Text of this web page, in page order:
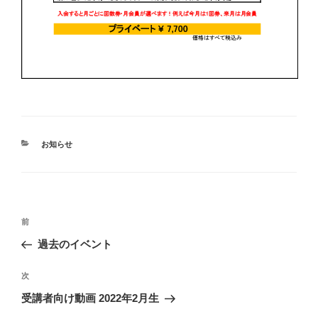
カ
お知らせ
投
ナ
ビ
ゲ
前
の
稿
前
過去のイベント
次
の
次
受講者向け動画 2022年2月生